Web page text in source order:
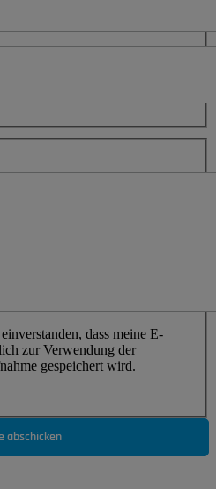
dass meine E-
zur Verwendung der
gespeichert wird.
abschicken